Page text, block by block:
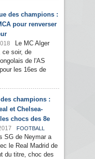
des champions :
pour renverser
Le MC Alger
ce soir, de
de l'AS
les 16es de
champions :
et Chelsea-
chocs des 8e
FOOTBALL
SG de Neymar a
le Real Madrid de
du titre, choc des